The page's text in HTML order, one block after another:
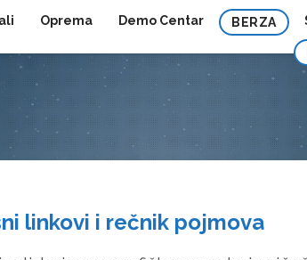
Oprema Demo Centar BERZA
linkovi i rečnik pojmova